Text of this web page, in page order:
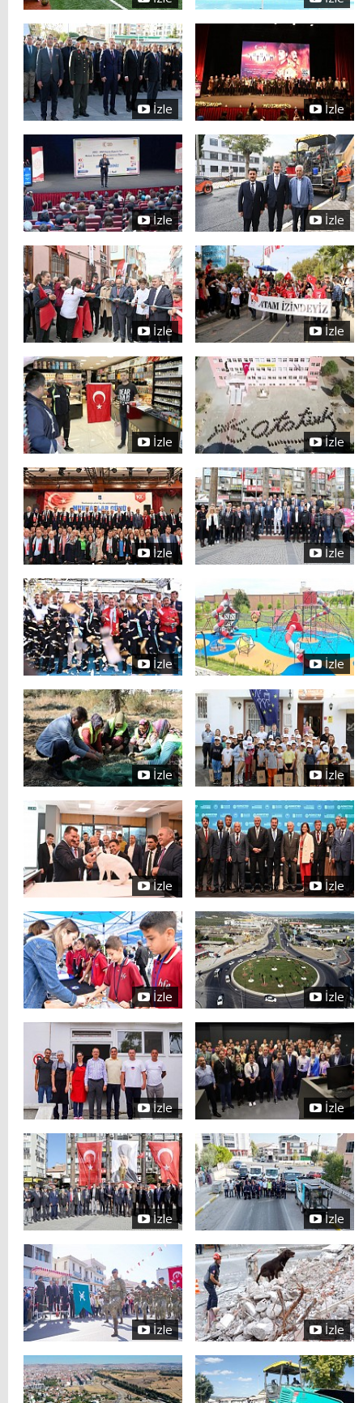
İzle İzle
İzle İzle
İzle İzle
İzle İzle
İzle İzle
İzle İzle
İzle İzle
İzle İzle
İzle İzle
İzle İzle
İzle İzle
İzle İzle